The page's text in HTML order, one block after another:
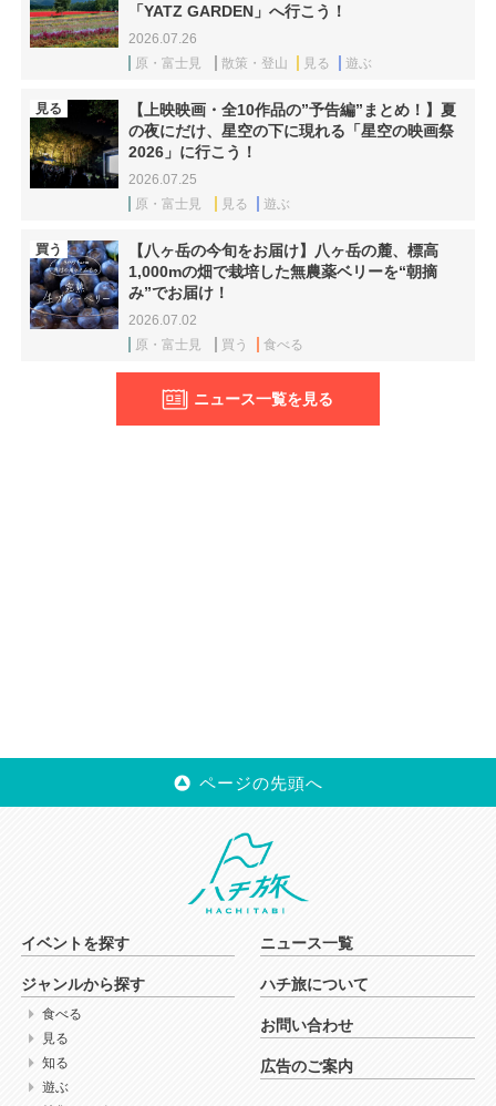
「YATZ GARDEN」へ行こう！
2026.07.26
原・富士見
散策・登山 見る 遊ぶ
見る
【上映映画・全10作品の”予告編”まとめ！】夏
の夜にだけ、星空の下に現れる「星空の映画祭
2026」に行こう！
2026.07.25
原・富士見
見る 遊ぶ
買う
【八ヶ岳の今旬をお届け】八ヶ岳の麓、標高
1,000mの畑で栽培した無農薬ベリーを“朝摘
み”でお届け！
2026.07.02
原・富士見
買う 食べる
ニュース一覧を見る
ページの先頭へ
イベントを探す
ジャンルから探す
食べる
見る
知る
遊ぶ
ニュース一覧
ハチ旅について
お問い合わせ
広告のご案内